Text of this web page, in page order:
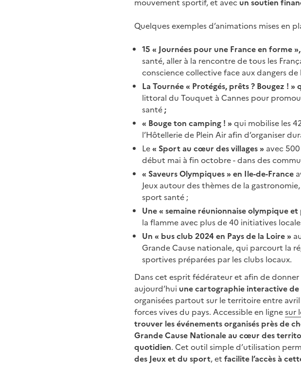
Quelques exemples d’animations mises en
15 « Journées pour une France en forme »,
santé, aller à la rencontre de tous les
conscience collective face aux dangers
La Tournée « Protégés, prêts ? Bougez !
littoral du Touquet à Cannes pour
santé;
« Bouge ton camping ! »qui mobilise les
l’Hôtellerie de Plein Air afin d’organiser
Le« Sport au cœur des villages » avec
début mai à fin octobre - dans des
« Saveurs Olympiques » en Ile-de-France
Jeux autour des thèmes de la
sport santé ;
Une « semaine réunionnaise olympique
la flamme avec plus de 40 initiatives
Un « bus club 2024 en Pays de la Loire »
Grande Cause nationale, qui parcourt la
sportives préparées par les clubs locaux.
Dans cet esprit fédérateur et afin de
aujourd’hui une cartographie interactive de
organisées partout sur le territoire entre
forces vives du pays. Accessible en lignesur
trouver les événements organisés près de
Grande Cause Nationale au cœur des
quotidien. Cet outil simple d’utilisation
des Jeux et du sport, et facilite l’accès à